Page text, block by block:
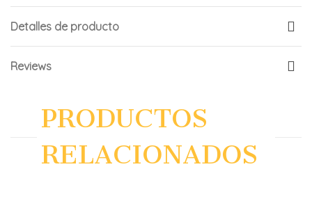
Detalles de producto
Reviews
PRODUCTOS
RELACIONADOS